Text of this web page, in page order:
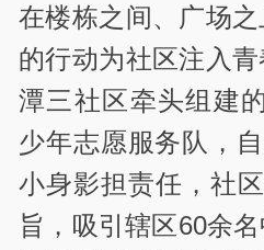
在楼栋之间、广场
的行动为社区注入
潭三社区牵头组建
少年志愿服务队，
小身影担责任，社
旨，吸引辖区60余